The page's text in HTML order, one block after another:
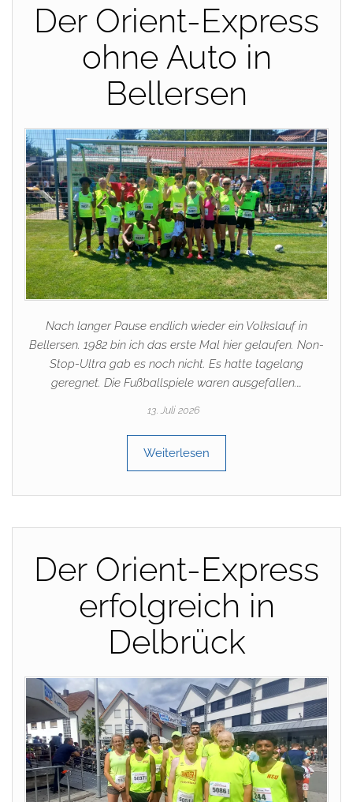
Der Orient-Express
ohne Auto in
Bellersen
Nach langer Pause endlich wieder ein Volkslauf in
Bellersen. 1982 bin ich das erste Mal hier gelaufen. Non-
Stop-Ultra gab es noch nicht. Es hatte tagelang
geregnet. Die Fußballspiele waren ausgefallen.…
13. Juli 2026
Weiterlesen
Der Orient-Express
erfolgreich in
Delbrück